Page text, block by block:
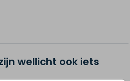
wellicht ook iets